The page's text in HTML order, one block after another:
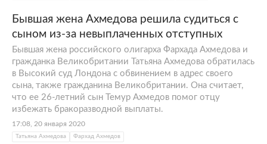
Бывшая жена Ахмедова решила судиться с
сыном из-за невыплаченных отступных
Бывшая жена российского олигарха Фархада Ахмедова и
гражданка Великобритании Татьяна Ахмедова обратилась
в Высокий суд Лондона с обвинением в адрес своего
сына, также гражданина Великобритании. Она считает,
что ее 26-летний сын Темур Ахмедов помог отцу
избежать бракоразводной выплаты.
17:08, 20 января 2020
Татьяна Ахмедова Фархад Ахмедов